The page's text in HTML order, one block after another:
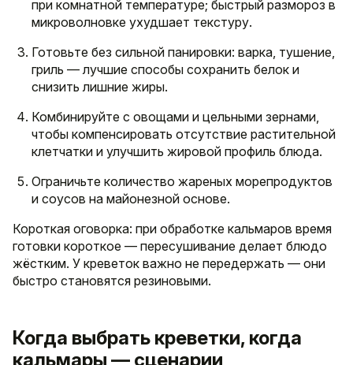
при комнатной температуре; быстрый размороз в
микроволновке ухудшает текстуру.
Готовьте без сильной панировки: варка, тушение,
гриль — лучшие способы сохранить белок и
снизить лишние жиры.
Комбинируйте с овощами и цельными зернами,
чтобы компенсировать отсутствие растительной
клетчатки и улучшить жировой профиль блюда.
Ограничьте количество жареных морепродуктов
и соусов на майонезной основе.
Короткая оговорка: при обработке кальмаров время
готовки короткое — пересушивание делает блюдо
жёстким. У креветок важно не передержать — они
быстро становятся резиновыми.
Когда выбрать креветки, когда
кальмары — сценарии